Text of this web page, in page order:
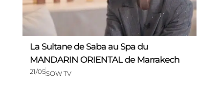
La Sultane de Saba au Spa du
MANDARIN ORIENTAL de Marrakech
21/05SOW TV